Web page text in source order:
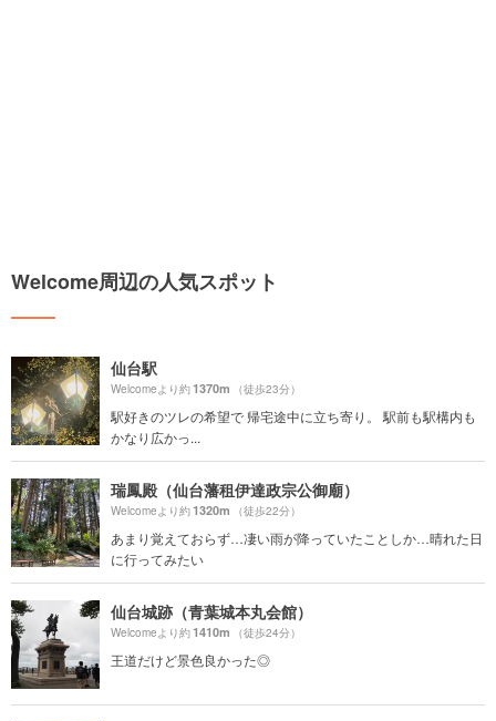
Welcome周辺の人気スポット
仙台駅
Welcomeより約1370m （徒歩23分）
駅好きのツレの希望で 帰宅途中に立ち寄り。 駅前も駅構内も
かなり広かっ...
瑞鳳殿（仙台藩租伊達政宗公御廟）
Welcomeより約1320m （徒歩22分）
あまり覚えておらず…凄い雨が降っていたことしか…晴れた日
に行ってみたい
仙台城跡（青葉城本丸会館）
Welcomeより約1410m （徒歩24分）
王道だけど景色良かった◎